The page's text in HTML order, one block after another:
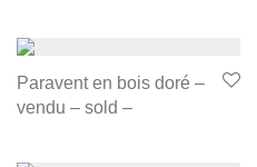
Paravent en bois doré –
vendu – sold –